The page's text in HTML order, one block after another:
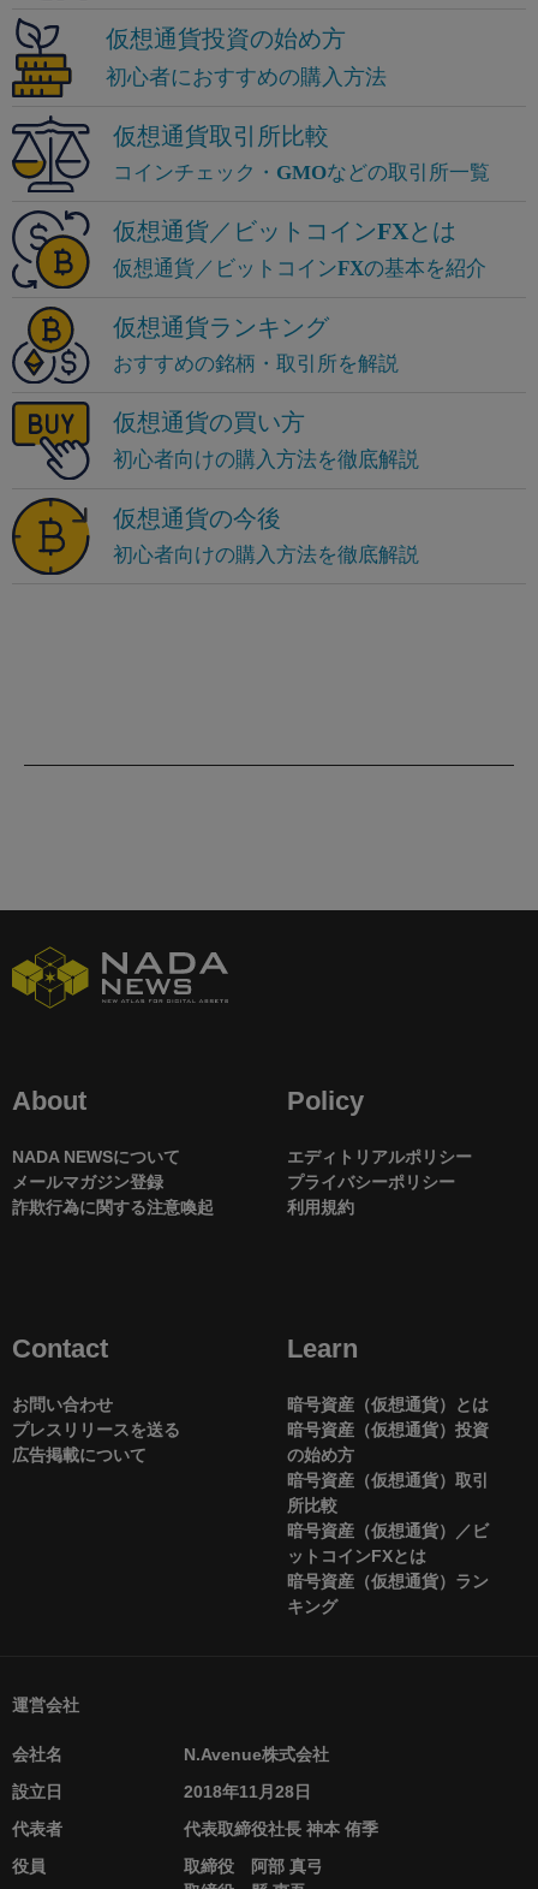
About
NADA NEWSについて
メールマガジン登録
詐欺行為に関する注意喚起
Policy
エディトリアルポリシー
プライバシーポリシー
利用規約
Contact
お問い合わせ
プレスリリースを送る
広告掲載について
Learn
暗号資産（仮想通貨）とは
暗号資産（仮想通貨）投資
の始め方
暗号資産（仮想通貨）取引
所比較
暗号資産（仮想通貨）／ビ
ットコインFXとは
暗号資産（仮想通貨）ラン
キング
運営会社
会社名
N.Avenue株式会社
設立日
2018年11月28日
代表者
代表取締役社長 神本 侑季
役員
取締役 阿部 真弓